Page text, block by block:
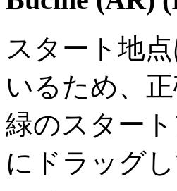
スタート地
いるため、
緑のスター
にドラッグ